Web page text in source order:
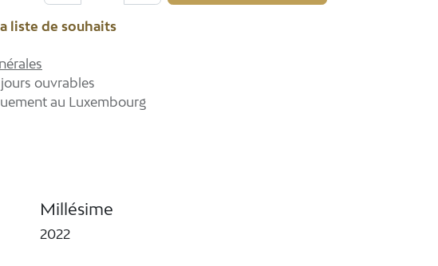
liste de souhaits
ouvrables
au Luxembourg
Millésime
2022